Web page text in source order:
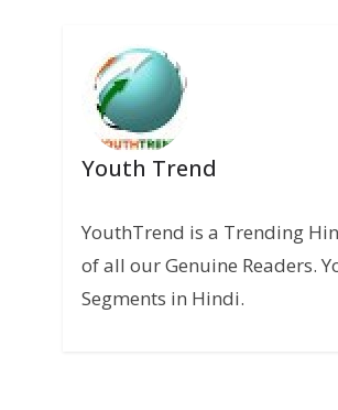
Youth Trend
YouthTrend is a Trending
of all our Genuine Readers.
Segments in Hindi.